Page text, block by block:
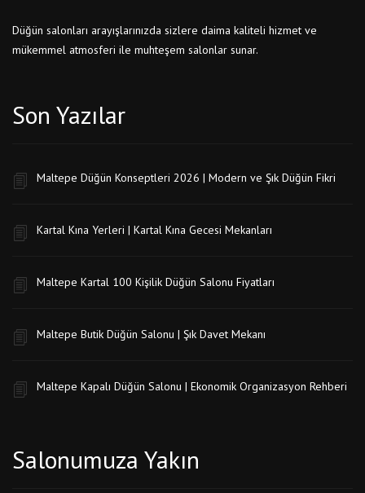
Düğün salonları arayışlarınızda sizlere daima kaliteli hizmet ve
mükemmel atmosferi ile muhteşem salonlar sunar.
Son Yazılar
Maltepe Düğün Konseptleri 2026 | Modern ve Şık Düğün Fikri
Kartal Kına Yerleri | Kartal Kına Gecesi Mekanları
Maltepe Kartal 100 Kişilik Düğün Salonu Fiyatları
Maltepe Butik Düğün Salonu | Şık Davet Mekanı
Maltepe Kapalı Düğün Salonu | Ekonomik Organizasyon Rehberi
Salonumuza Yakın